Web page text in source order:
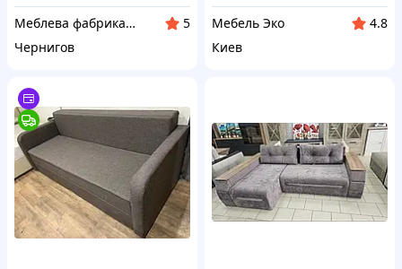
Меблева фабрика Вектор
5
Чернигов
Мебель Эко
4.8
Киев